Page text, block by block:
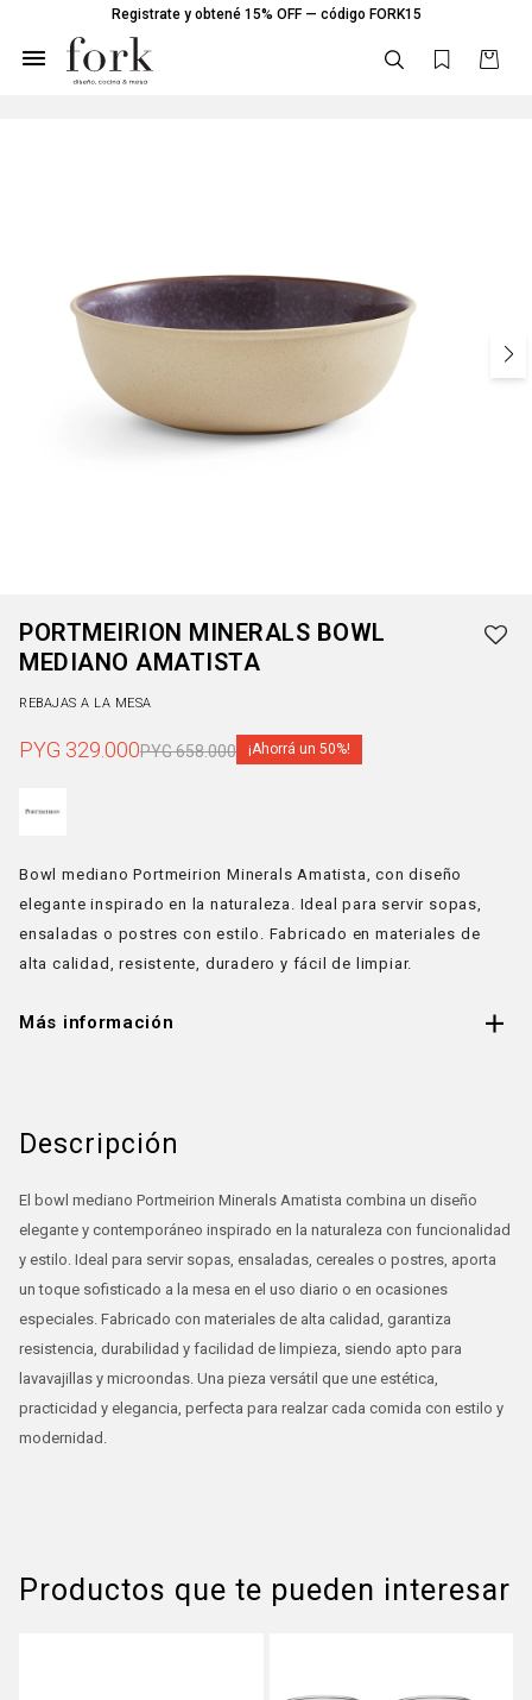
Registrate y obtené 15% OFF — código FORK15

PORTMEIRION MINERALS BOWL
MEDIANO AMATISTA
REBAJAS A LA MESA
PYG 329.000PYG658.000 50
Bowl mediano Portmeirion Minerals Amatista, con diseño
elegante inspirado en la naturaleza. Ideal para servir sopas,
ensaladas o postres con estilo. Fabricado en materiales de
alta calidad, resistente, duradero y fácil de limpiar.
Más información
Descripción
El bowl mediano Portmeirion Minerals Amatista combina un diseño
elegante y contemporáneo inspirado en la naturaleza con funcionalidad
y estilo. Ideal para servir sopas, ensaladas, cereales o postres, aporta
un toque sofisticado a la mesa en el uso diario o en ocasiones
especiales. Fabricado con materiales de alta calidad, garantiza
resistencia, durabilidad y facilidad de limpieza, siendo apto para
lavavajillas y microondas. Una pieza versátil que une estética,
practicidad y elegancia, perfecta para realzar cada comida con estilo y
modernidad.
Productos que te pueden interesar